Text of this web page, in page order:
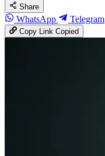
Share
WhatsApp Telegram
Copy LinkCopied